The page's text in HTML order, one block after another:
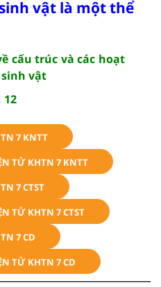
vật là một thể
cấu trúc và các hoạt
vật
12
7 KNTT
TỬ KHTN 7 KNTT
7 CTST
TỬ KHTN 7 CTST
7 CD
TỬ KHTN 7 CD